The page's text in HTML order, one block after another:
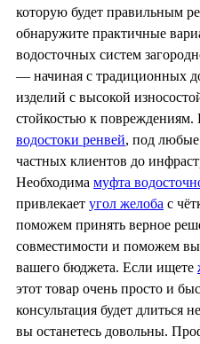
которую будет правильным
обнаружите практичные
водосточных систем
— начиная с традиционных
изделий с высокой
стойкостью к повреждениям.
водостоки ренвей, под
частных клиентов до
Необходима муфта
привлекает угол желоба с
поможем принять верное
совместимости и поможем
вашего бюджета. Если ищете
этот товар очень просто и
консультация будет длиться
вы останетесь довольны.